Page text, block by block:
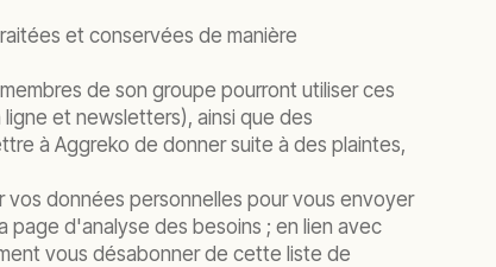
et conservées de manière
de son groupe pourront utiliser ces
et newsletters), ainsi que des
à Aggreko de donner suite à des plaintes,
données personnelles pour vous envoyer
page d'analyse des besoins ; en lien avec
vous désabonner de cette liste de